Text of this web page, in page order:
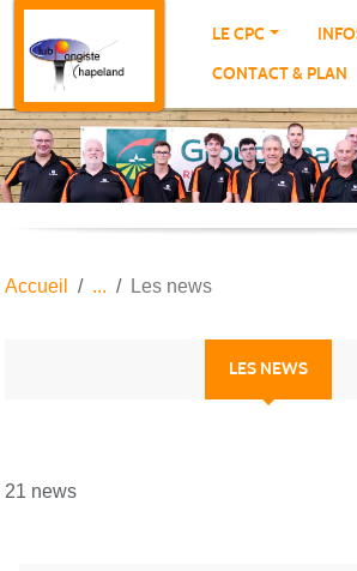
LE CPC
CONTACT & PLAN
Accueil Les news
LES NEWS
21 news
Panneau de gestion des cookies